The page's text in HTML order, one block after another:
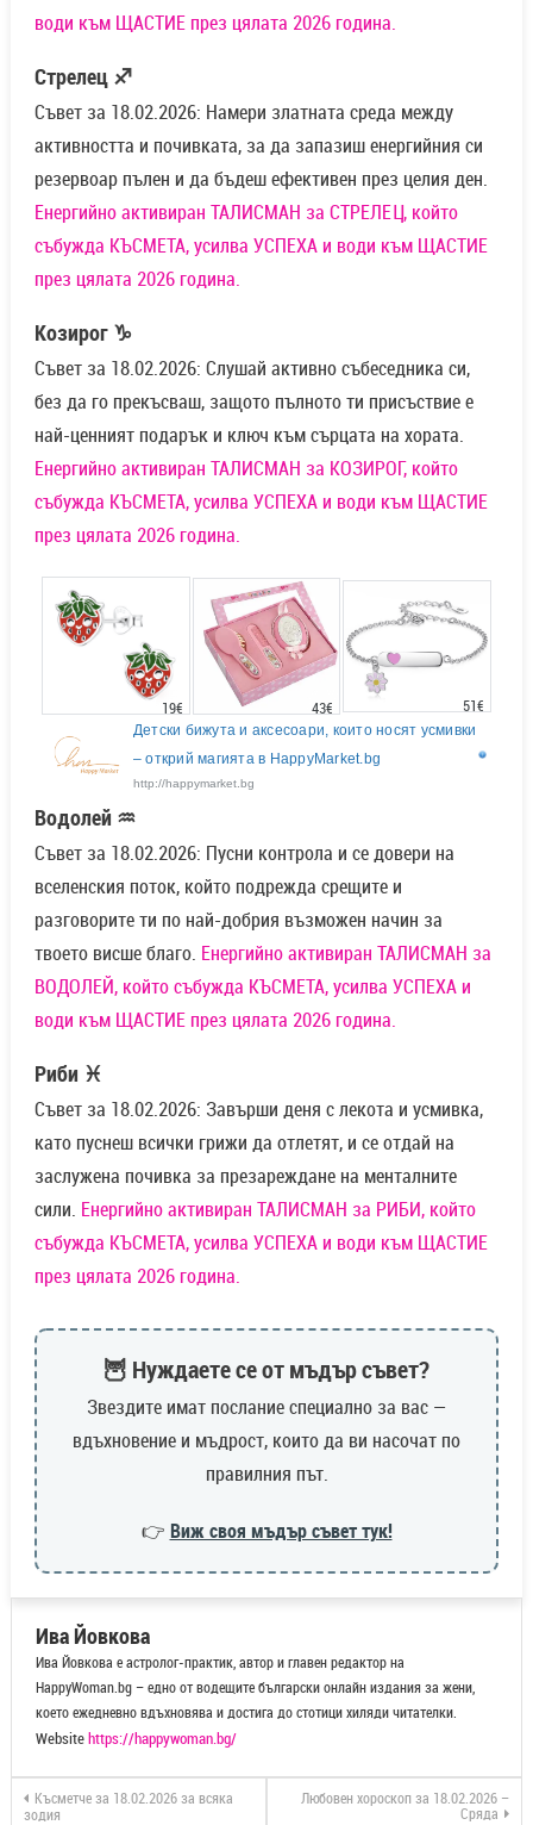
води към ЩАСТИЕ през цялата 2026 година.
Стрелец ♐
Съвет за 18.02.2026: Намери златната среда между
активността и почивката, за да запазиш енергийния си
резервоар пълен и да бъдеш ефективен през целия ден.
Енергийно активиран ТАЛИСМАН за СТРЕЛЕЦ, който
събужда КЪСМЕТА, усилва УСПЕХА и води към ЩАСТИЕ
през цялата 2026 година.
Козирог ♑
Съвет за 18.02.2026: Слушай активно събеседника си,
без да го прекъсваш, защото пълното ти присъствие е
най-ценният подарък и ключ към сърцата на хората.
Енергийно активиран ТАЛИСМАН за КОЗИРОГ, който
събужда КЪСМЕТА, усилва УСПЕХА и води към ЩАСТИЕ
през цялата 2026 година.
19€ 43€ 51€
Детски бижута и аксесоари, които носят усмивки
– открий магията в HappyMarket.bg
http://happymarket.bg
Водолей ♒
Съвет за 18.02.2026: Пусни контрола и се довери на
вселенския поток, който подрежда срещите и
разговорите ти по най-добрия възможен начин за
твоето висше благо. Енергийно активиран ТАЛИСМАН за
ВОДОЛЕЙ, който събужда КЪСМЕТА, усилва УСПЕХА и
води към ЩАСТИЕ през цялата 2026 година.
Риби ♓
Съвет за 18.02.2026: Завърши деня с лекота и усмивка,
като пуснеш всички грижи да отлетят, и се отдай на
заслужена почивка за презареждане на менталните
сили. Енергийно активиран ТАЛИСМАН за РИБИ, който
събужда КЪСМЕТА, усилва УСПЕХА и води към ЩАСТИЕ
през цялата 2026 година.
🦉 Нуждаете се от мъдър съвет?
Звездите имат послание специално за вас —
вдъхновение и мъдрост, които да ви насочат по
правилния път.
👉 Виж своя мъдър съвет тук!
Ива Йовкова
Ива Йовкова е астролог-практик, автор и главен редактор на
HappyWoman.bg – едно от водещите български онлайн издания за жени,
което ежедневно вдъхновява и достига до стотици хиляди читателки.
Websitehttps://happywoman.bg/
Късметче за 18.02.2026 за всяка
зодия
Любовен хороскоп за 18.02.2026 –
Сряда